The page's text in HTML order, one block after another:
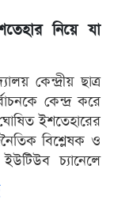
নিয়ে যা
কেন্দ্রীয় ছাত্র
কেন্দ্র করে
ইশতেহারের
বিশ্লেষক ও
ইউটিউব চ্যানেলে